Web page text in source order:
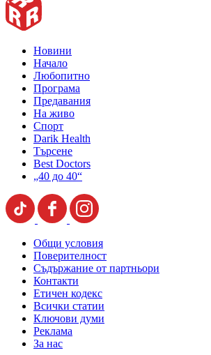
Новини
Начало
Любопитно
Програма
Предавания
На живо
Спорт
Darik Health
Търсене
Best Doctors
„40 до 40“
Общи условия
Поверителност
Съдържание от партньори
Контакти
Етичен кодекс
Всички статии
Ключови думи
Реклама
За нас